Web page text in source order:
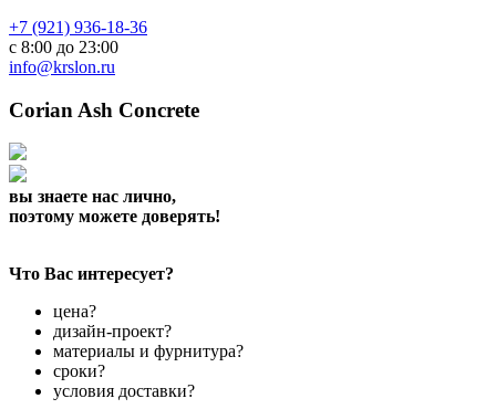
+7 (921) 936-18-36
с 8:00 до 23:00
info@krslon.ru
Corian Ash Concrete
вы знаете нас лично,
поэтому можете доверять!
Что Вас интересует?
цена?
дизайн-проект?
материалы и фурнитура?
сроки?
условия доставки?